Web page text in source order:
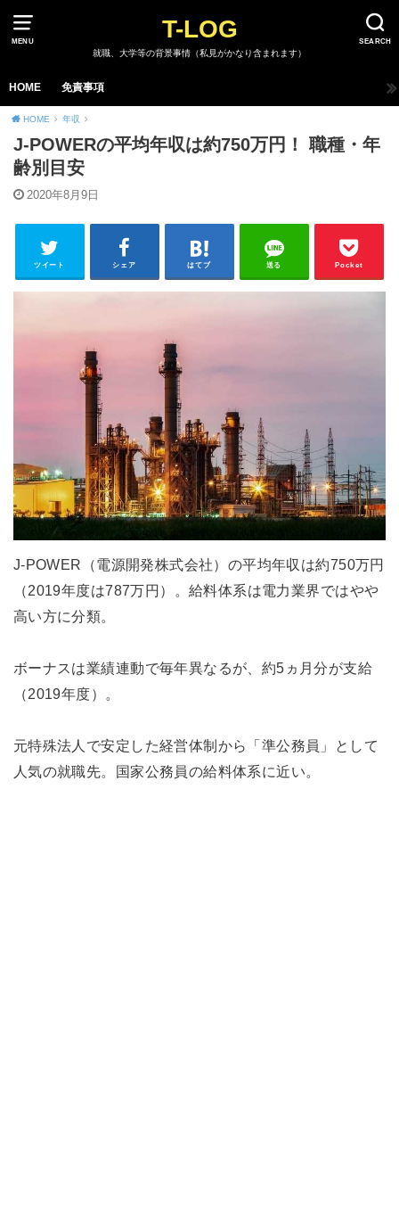
MENU SEARCH
T-LOG
就職、大学等の背景事情（私見がかなり含まれます）
HOME 免責事項
HOME 年収
J-POWERの平均年収は約750万円！ 職種・年
齢別目安
2020年8月9日
ツイート シェア はてブ 送る Pocket
J-POWER（電源開発株式会社）の平均年収は約750万円
（2019年度は787万円）。給料体系は電力業界ではやや
高い方に分類。
ボーナスは業績連動で毎年異なるが、約5ヵ月分が支給
（2019年度）。
元特殊法人で安定した経営体制から「準公務員」として
人気の就職先。国家公務員の給料体系に近い。